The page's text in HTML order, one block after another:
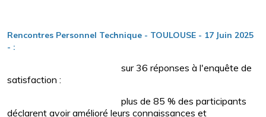
Rencontres Personnel Technique - TOULOUSE - 17 Juin 2025
- :
sur 36 réponses à l'enquête de
satisfaction :
plus de 85 % des participants
déclarent avoir amélioré leurs connaissances et